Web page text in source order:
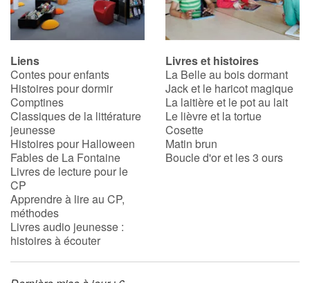
Liens
Contes pour enfants
Histoires pour dormir
Comptines
Classiques de la littérature
jeunesse
Histoires pour Halloween
Fables de La Fontaine
Livres de lecture pour le
CP
Apprendre à lire au CP,
méthodes
Livres audio jeunesse :
histoires à écouter
Livres et histoires
La Belle au bois dormant
Jack et le haricot magique
La laitière et le pot au lait
Le lièvre et la tortue
Cosette
Matin brun
Boucle d'or et les 3 ours